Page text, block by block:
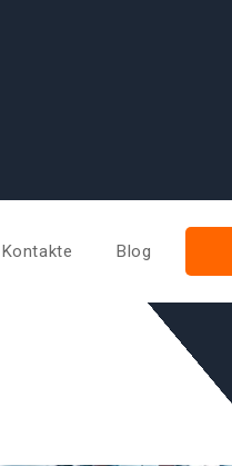
Kontakte Blog